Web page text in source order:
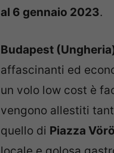
al 6 gennaio 2023.
Budapest
affascinanti ed
un volo low cost è
vengono allestiti
quello di Piazza